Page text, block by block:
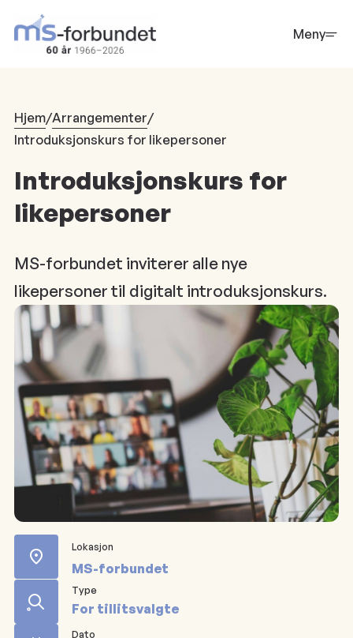
hovedinnhold
Meny
Hjem/Arrangementer/
Introduksjonskurs for likepersoner
Introduksjonskurs for
likepersoner
MS-forbundet inviterer alle nye
likepersoner til digitalt introduksjonskurs.
Lokasjon
MS-forbundet
Type
For tillitsvalgte
Dato